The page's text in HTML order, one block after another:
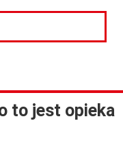
to jest opieka